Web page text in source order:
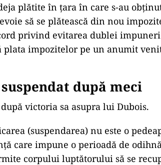
plătite în țara în care s-au
să se plătească din nou
privind evitarea dublei
plata impozitelor pe un anumit
după meci
victoria sa asupra lui Dubois.
(suspendarea) nu este o
care impune o perioadă de
corpului luptătorului să se